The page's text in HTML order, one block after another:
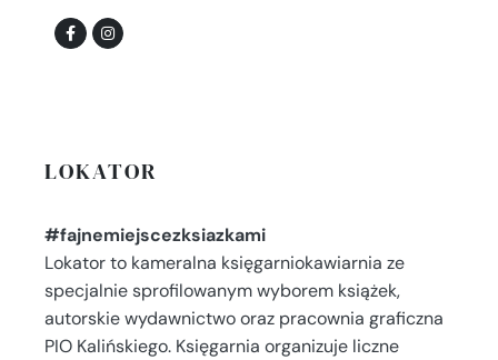
LOKATOR
#fajnemiejscezksiazkami
Lokator to kameralna księgarniokawiarnia ze
specjalnie sprofilowanym wyborem książek,
autorskie wydawnictwo oraz pracownia graficzna
PIO Kalińskiego. Księgarnia organizuje liczne